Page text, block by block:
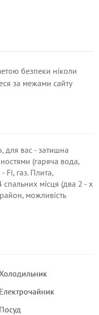
безпеки ніколи
за межами сайту
для вас - затишна
(гаряча вода,
Fi, газ. Плита,
спальних місця (два 2 - х
можливість
Електрочайник
Посуд